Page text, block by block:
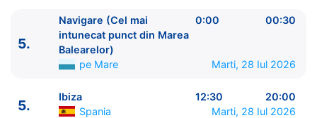
06:00 - 07:00
3.
Marsilia Franta 08:30 - 18:00
Barcelona Spania
Balearelor) pe Mare
23:30 - 0:00
5.
Navigare (Cel mai intunecat punct din Marea
5.
Navigare (Cel mai
intunecat punct din Marea
Balearelor)
0:00 00:30
pe Mare Marti, 28 Iul 2026
5.
Ibiza 12:30
20:00
Spania
Marti, 28 Iul 2026